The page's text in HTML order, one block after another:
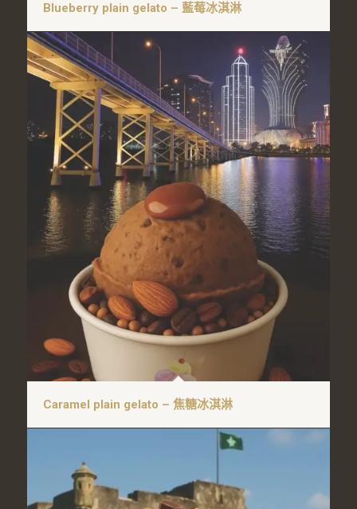
Blueberry plain gelato – 藍莓冰淇淋
Caramel plain gelato – 焦糖冰淇淋